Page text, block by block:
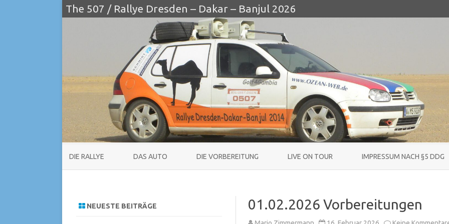
The 507 / Rallye Dresden – Dakar – Banjul 2026
DIE RALLYE DAS AUTO DIE VORBEREITUNG LIVE ON TOUR IMPRESSUM NACH §5 DDG
01.02.2026 Vorbereitungen
NEUESTE BEITRÄGE